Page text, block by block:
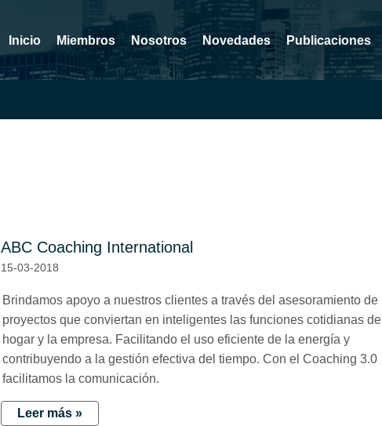
Inicio Miembros Nosotros Novedades Publicaciones
ABC Coaching International
15-03-2018
Brindamos apoyo a nuestros clientes a través del asesoramiento de
proyectos que conviertan en inteligentes las funciones cotidianas del
hogar y la empresa. Facilitando el uso eficiente de la energía y
contribuyendo a la gestión efectiva del tiempo. Con el Coaching 3.0
facilitamos la comunicación.
Leer más »